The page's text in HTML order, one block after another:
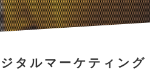
タルマーケティング